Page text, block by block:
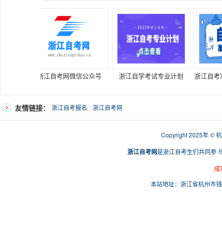
浙江自考网微信公众号 浙江自学考试专业计划 浙江自考
友情链接： 浙江自考报名 浙江自考网
Copyright 2025年 ©
浙江自考网是浙江自考生们共同参
成
本站地址：浙江省杭州市